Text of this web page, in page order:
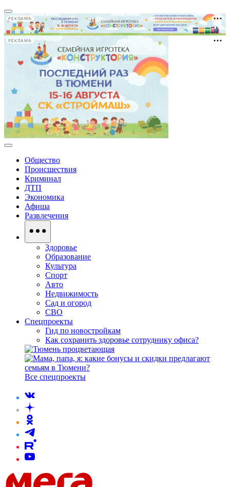
РЕКЛАМА
РЕКЛАМА
Общество
Происшествия
Криминал
ДТП
Экономика
Афиша
Развлечения
Здоровье
Образование
Культура
Спорт
Авто
Недвижимость
Сад и огород
СВО
Спецпроекты
Гид по новостройкам
Как сохранить здоровье сотруднику офиса?
Все спецпроекты